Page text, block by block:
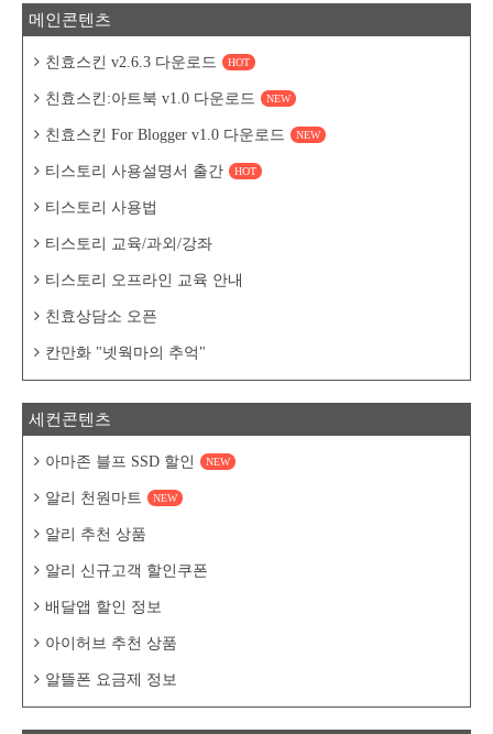
메인콘텐츠
친효스킨 v2.6.3 다운로드 HOT
친효스킨:아트북 v1.0 다운로드 NEW
친효스킨 For Blogger v1.0 다운로드 NEW
티스토리 사용설명서 출간 HOT
티스토리 사용법
티스토리 교육/과외/강좌
티스토리 오프라인 교육 안내
친효상담소 오픈
칸만화 "넷웍마의 추억"
세컨콘텐츠
아마존 블프 SSD 할인 NEW
알리 천원마트 NEW
알리 추천 상품
알리 신규고객 할인쿠폰
배달앱 할인 정보
아이허브 추천 상품
알뜰폰 요금제 정보